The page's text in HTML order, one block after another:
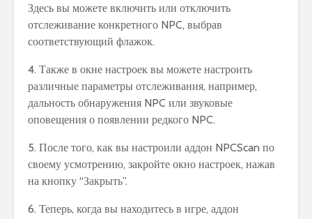
Здесь вы можете включить или отключить
отслеживание конкретного NPC, выбрав
соответствующий флажок.
4. Также в окне настроек вы можете настроить
различные параметры отслеживания, например,
дальность обнаружения NPC или звуковые
оповещения о появлении редкого NPC.
5. После того, как вы настроили аддон NPCScan по
своему усмотрению, закройте окно настроек, нажав
на кнопку “Закрыть”.
6. Теперь, когда вы находитесь в игре, аддон